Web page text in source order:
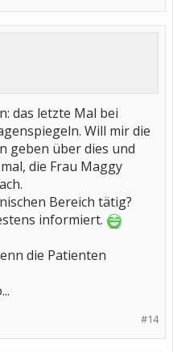
das letzte Mal bei
Will mir die
geben über dies und
die Frau Maggy
Bereich tätig?
informiert.
die Patienten
#14